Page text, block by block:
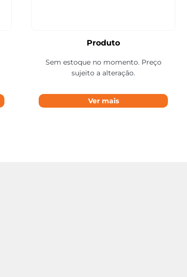
Produto
Sem estoque no momento. Preço
sujeito a alteração.
Ver mais